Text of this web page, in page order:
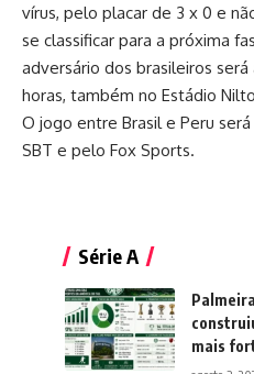
vírus, pelo placar de 3 x 0 e
se classificar para a próxima
adversário dos brasileiros será
horas, também no Estádio
O jogo entre Brasil e Peru
SBT e pelo Fox Sports.
Série A
mais